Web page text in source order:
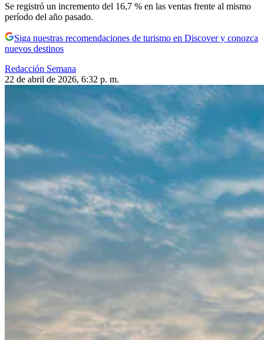
Se registró un incremento del 16,7 % en las ventas frente al mismo
período del año pasado.
Siga nuestras recomendaciones de turismo en Discover y conozca
nuevos destinos
Redacción Semana
22 de abril de 2026, 6:32 p. m.